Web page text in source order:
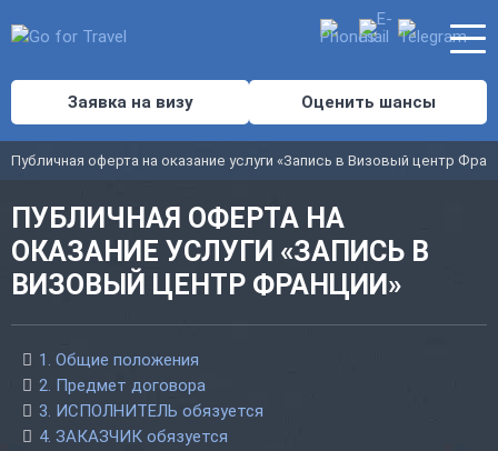
Заявка на визу Оценить шансы
Публичная оферта на оказание услуги «Запись в Визовый центр
ПУБЛИЧНАЯ ОФЕРТА НА
ОКАЗАНИЕ УСЛУГИ «ЗАПИСЬ В
ВИЗОВЫЙ ЦЕНТР ФРАНЦИИ»
1. Общие положения
2. Предмет договора
3. ИСПОЛНИТЕЛЬ обязуется
4. ЗАКАЗЧИК обязуется